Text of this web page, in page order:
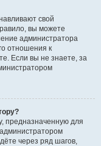
свой
вы можете
администратора
отношения к
Если вы не знаете, за
предназначенную для
через ряд шагов,